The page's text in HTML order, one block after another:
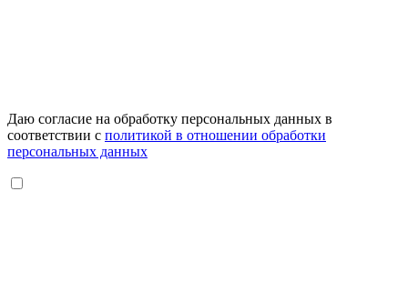
Даю согласие на обработку персональных данных в
соответствии с политикой в отношении обработки
персональных данных